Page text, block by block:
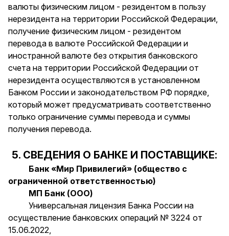
валюты физическим лицом - резидентом в пользу
нерезидента на территории Российской Федерации,
получение физическим лицом - резидентом
перевода в валюте Российской Федерации и
иностранной валюте без открытия банковского
счета на территории Российской Федерации от
нерезидента осуществляются в установленном
Банком России и законодательством РФ порядке,
который может предусматривать соответственно
только ограничение суммы перевода и суммы
получения перевода.
5. СВЕДЕНИЯ О БАНКЕ И ПОСТАВЩИКЕ:
Банк «Мир Привилегий» (общество с
ограниченной ответственностью)
МП Банк (ООО)
Универсальная лицензия Банка России на
осуществление банковских операций № 3224 от
15.06.2022,